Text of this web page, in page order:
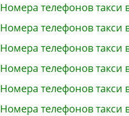
Номера телефонов такси
Номера телефонов такси
Номера телефонов такси
Номера телефонов такси
Номера телефонов такси
Номера телефонов